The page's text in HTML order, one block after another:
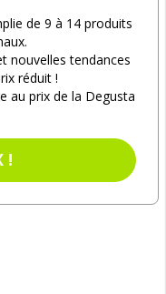
de 9 à 14 produits
nouvelles tendances
réduit !
au prix de la Degusta
!